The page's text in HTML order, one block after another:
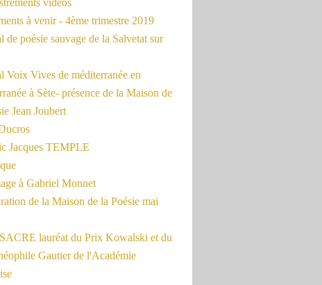
vidéos
à venir - 4ème trimestre 2019
de poésie sauvage de la Salvetat sur
Voix Vives de méditerranée en
à Sète- présence de la Maison de
Jean Joubert
Jacques TEMPLE
à Gabriel Monnet
de la Maison de la Poésie mai
lauréat du Prix Kowalski et du
Gautier de l'Académie